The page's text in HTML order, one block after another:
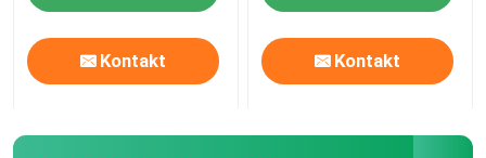
Kontakt Kontakt